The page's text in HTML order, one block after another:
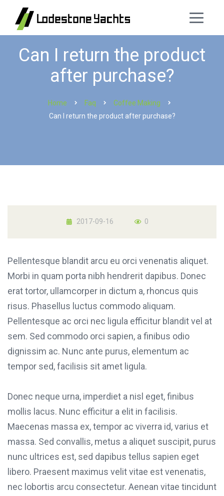
Can I return the product
after purchase?
Home Faq
Coffee Making
Can I return the product after purchase?
2017-09-16 0
Pellentesque blandit arcu eu orci venenatis aliquet.
Morbi in quam porta nibh hendrerit dapibus. Donec
erat tortor, ullamcorper in dictum a, rhoncus quis
risus. Phasellus luctus commodo aliquam.
Pellentesque ac orci nec ligula efficitur blandit vel at
sem. Sed commodo orci sapien, a finibus odio
dignissim ac. Nunc ante purus, elementum ac
tempor sed, facilisis sit amet ligula.
Donec neque urna, imperdiet a nisl eget, finibus
mollis lacus. Nunc efficitur a elit in facilisis.
Maecenas massa ex, tempor ac viverra id, varius et
massa. Sed convallis, metus a aliquet suscipit, purus
nunc ultrices est, sed dapibus tellus sapien eget
libero. Praesent maximus velit vitae est venenatis,
nec lobortis arcu consectetur. Aenean vitae tincidunt